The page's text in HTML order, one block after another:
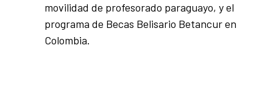
movilidad de profesorado paraguayo, y el
programa de Becas Belisario Betancur en
Colombia.